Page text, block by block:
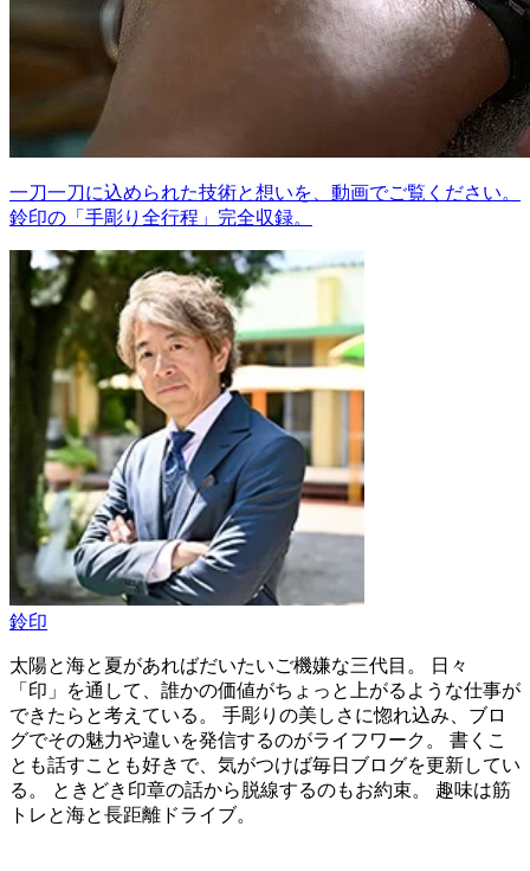
一刀一刀に込められた技術と想いを、動画でご覧ください。
鈴印の「手彫り全行程」完全収録。
鈴印
太陽と海と夏があればだいたいご機嫌な三代目。 日々
「印」を通して、誰かの価値がちょっと上がるような仕事が
できたらと考えている。 手彫りの美しさに惚れ込み、ブロ
グでその魅力や違いを発信するのがライフワーク。 書くこ
とも話すことも好きで、気がつけば毎日ブログを更新してい
る。 ときどき印章の話から脱線するのもお約束。 趣味は筋
トレと海と長距離ドライブ。